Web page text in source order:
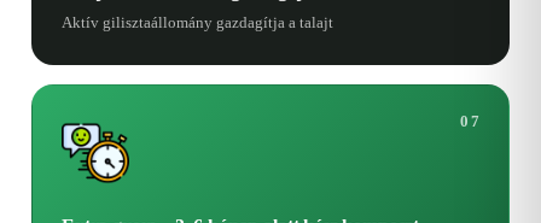
Aktív gilisztaállomány gazdagítja a talajt
07